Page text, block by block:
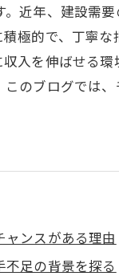
近年、建設需
極的で、丁寧
入を伸ばせる
のブログでは
ンスがある理由
足の背景を探る